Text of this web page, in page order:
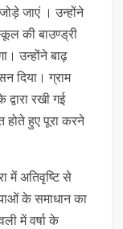
जाएं । उन्होंने
की बाउण्ड्री
उन्होंने बाढ़
दिया। ग्राम
रखी गई
होते हुए पूरा करने
में अतिवृष्टि से
के समाधान का
में वर्षा के